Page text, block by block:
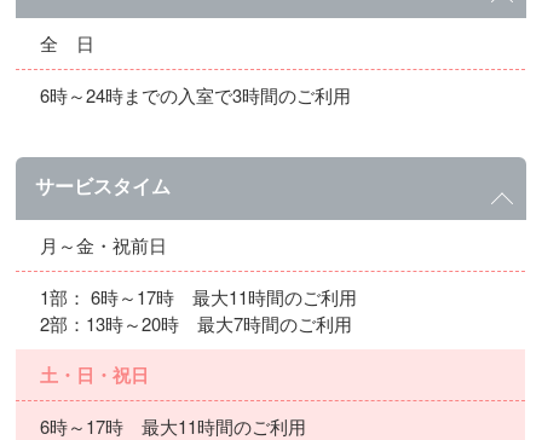
全 日
6時～24時までの入室で3時間のご利用
サービスタイム
月～金・祝前日
1部： 6時～17時 最大11時間のご利用
2部：13時～20時 最大7時間のご利用
土・日・祝日
6時～17時 最大11時間のご利用